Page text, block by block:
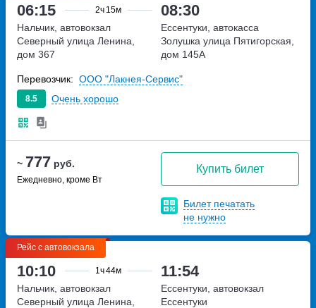
06:15 2ч 15м 08:30
~ 777 руб.
Ежедневно, кроме Вт
Купить билет
Билет печатать
не нужно
Нальчик, автовокзал
Северный улица Ленина,
дом 367
Ессентуки, автокасса
Золушка улица Пятигорская,
дом 145А
8.5 Очень хорошо
Перевозчик: ООО "Лакнея-Сервис"
Рейс с автовокзала
10:10 1ч44м 11:54
Нальчик, автовокзал
Северный улица Ленина,
Ессентуки, автовокзал
Ессентуки